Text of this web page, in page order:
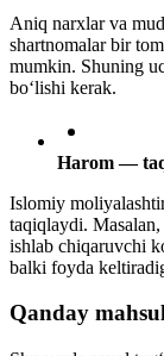
Aniq narxlar va
shartnomalar bir
mumkin. Shuning
bo‘lishi kerak.
Harom —
Islomiy
taqiqlaydi.
ishlab chiqaruvchi
balki foyda
Qanday